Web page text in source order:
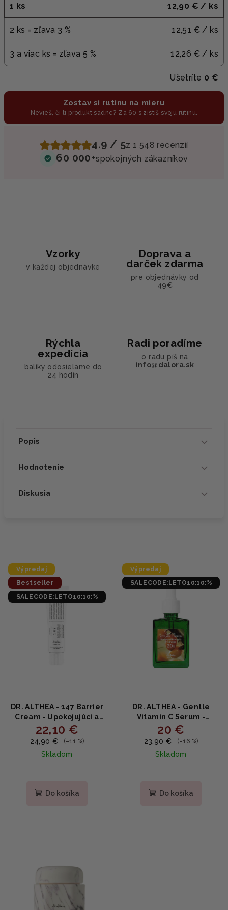
1 ks 12,90 € / ks
2 ks = zľava 3 % 12,51 € / ks
3 a viac ks = zľava 5 % 12,26 € / ks
Ušetríte 0 €
Zostav si rutinu na mieru
Nevieš, či ti produkt sadne? Za 60 s zistíš svoju rutinu.
4.9 / 5z 1 548 recenzií
60 000+spokojných zákazníkov
Vzorky
v každej objednávke
Doprava a
darček zdarma
pre objednávky od
49€
Rýchla
expedícia
balíky odosielame do
24 hodín
Radi poradíme
o radu píš na
info@dalora.sk
Popis
Hodnotenie
Diskusia
Výpredaj
Bestseller
SALECODE:LETO10:10:%
DR. ALTHEA - 147 Barrier
Cream - Upokojujúci a
hydratačný pleťový krém
50ml
22,10 €
24,90 € (–11 %)
Skladom
produktu
Do košíka
Výpredaj
SALECODE:LETO10:10:%
DR. ALTHEA - Gentle
Vitamin C Serum -
Rozjasňujúce sérum s
vitamínom C 30ml
20 €
23,90 € (–16 %)
Skladom
Do košíka